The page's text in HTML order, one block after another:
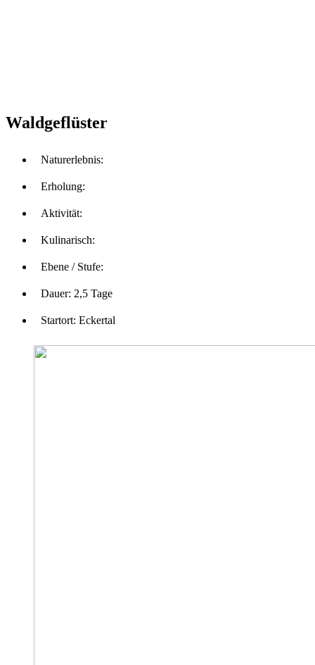
Waldgeflüster
Naturerlebnis:
Erholung:
Aktivität:
Kulinarisch:
Ebene / Stufe:
Dauer: 2,5 Tage
Startort: Eckertal